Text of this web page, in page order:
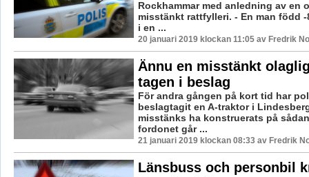
Rockhammar med anledning av en
misstänkt rattfylleri. - En man född
i en ...
20 januari 2019 klockan 11:05 av Fredrik
Ännu en misstänkt
tagen i beslag
För andra gången på kort tid har
beslagtagit en A-traktor i
misstänks ha konstruerats på
fordonet går ...
21 januari 2019 klockan 08:33 av Fredrik
Länsbuss och personbil